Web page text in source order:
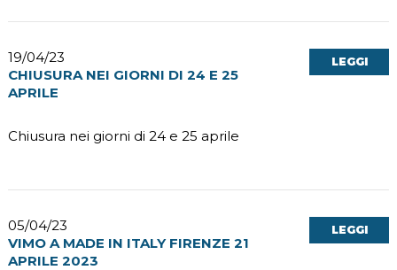
19/04/23
CHIUSURA NEI GIORNI DI 24 E 25
APRILE
Chiusura nei giorni di 24 e 25 aprile
LEGGI
05/04/23
VIMO A MADE IN ITALY FIRENZE 21
APRILE 2023
LEGGI